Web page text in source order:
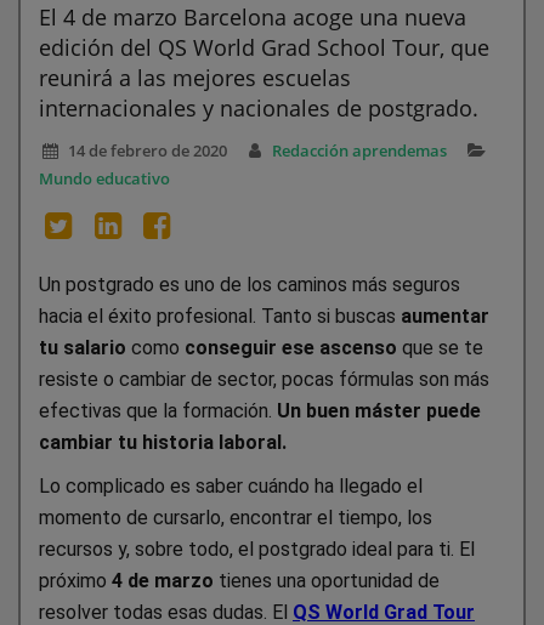
El 4 de marzo Barcelona acoge una nueva
edición del QS World Grad School Tour, que
reunirá a las mejores escuelas
internacionales y nacionales de postgrado.
14 de febrero de 2020
Redacción aprendemas
Mundo educativo
Un postgrado es uno de los caminos más seguros
hacia el éxito profesional. Tanto si buscas aumentar
tu salario como conseguir ese ascenso que se te
resiste o cambiar de sector, pocas fórmulas son más
efectivas que la formación. Un buen máster puede
cambiar tu historia laboral.
Lo complicado es saber cuándo ha llegado el
momento de cursarlo, encontrar el tiempo, los
recursos y, sobre todo, el postgrado ideal para ti. El
próximo 4 de marzo tienes una oportunidad de
resolver todas esas dudas. El QS World Grad Tour